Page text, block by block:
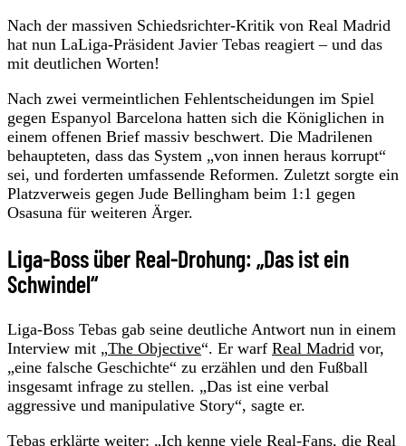
Nach der massiven Schiedsrichter-Kritik von Real Madrid
hat nun LaLiga-Präsident Javier Tebas reagiert – und das
mit deutlichen Worten!
Nach zwei vermeintlichen Fehlentscheidungen im Spiel
gegen Espanyol Barcelona hatten sich die Königlichen in
einem offenen Brief massiv beschwert. Die Madrilenen
behaupteten, dass das System „von innen heraus korrupt“
sei, und forderten umfassende Reformen. Zuletzt sorgte ein
Platzverweis gegen Jude Bellingham beim 1:1 gegen
Osasuna für weiteren Ärger.
Liga-Boss über Real-Drohung: „Das ist ein
Schwindel“
Liga-Boss Tebas gab seine deutliche Antwort nun in einem
Interview mit „The Objective“. Er warf Real Madrid vor,
„eine falsche Geschichte“ zu erzählen und den Fußball
insgesamt infrage zu stellen. „Das ist eine verbal
aggressive und manipulative Story“, sagte er.
Tebas erklärte weiter: „Ich kenne viele Real-Fans, die Real